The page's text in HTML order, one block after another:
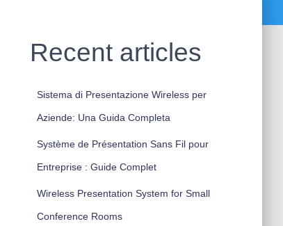
Recent articles
Sistema di Presentazione Wireless per
Aziende: Una Guida Completa
Système de Présentation Sans Fil pour
Entreprise : Guide Complet
Wireless Presentation System for Small
Conference Rooms